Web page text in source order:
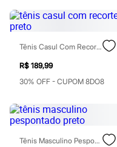
Calcinhas
Cuecas
Meias
Pijamas
Moda praia
Biquínis e Maiôs
Blusas de proteção
Sungas
Bluey
Disney
Hello Kitty
Homem Aranha
Tênis Casul Com Recortes Preto
R$ 189,99
30% OFF - CUPOM 8DO8
Tênis Masculino Pespontado Preto